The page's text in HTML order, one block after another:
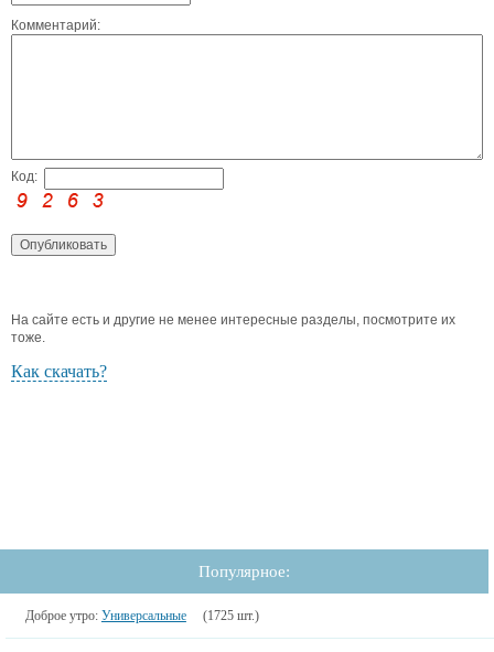
Комментарий:
Код:
На сайте есть и другие не менее интересные разделы, посмотрите их
тоже.
Как скачать?
Популярное:
Доброе утро: Универсальные (1725 шт.)